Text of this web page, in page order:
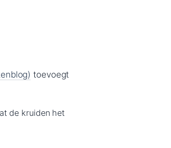
toevoegt
de kruiden het